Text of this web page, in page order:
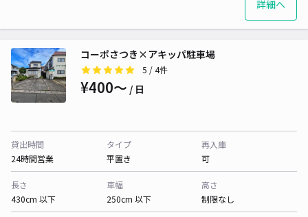
詳細へ
コーポさつき×アキッパ駐車場
5 / 4件
¥400〜 / 日
貸出時間
24時間営業
タイプ
平置き
再入庫
可
長さ
430cm 以下
車幅
250cm 以下
高さ
制限なし